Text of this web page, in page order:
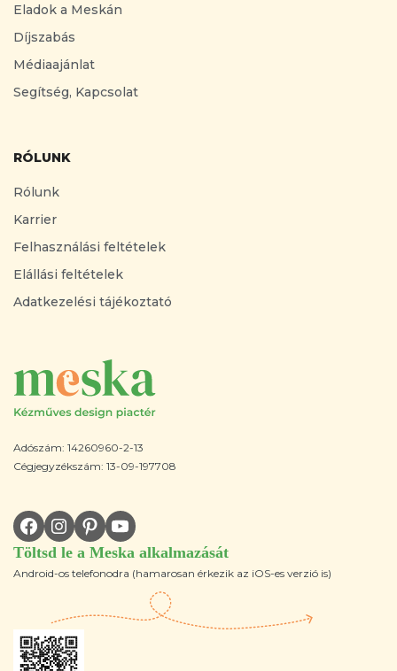
Eladok a Meskán
Díjszabás
Médiaajánlat
Segítség, Kapcsolat
RÓLUNK
Rólunk
Karrier
Felhasználási feltételek
Elállási feltételek
Adatkezelési tájékoztató
Adószám: 14260960-2-13
Cégjegyzékszám: 13-09-197708
Töltsd le a Meska alkalmazását
Android-os telefonodra (hamarosan érkezik az iOS-es verzió is)